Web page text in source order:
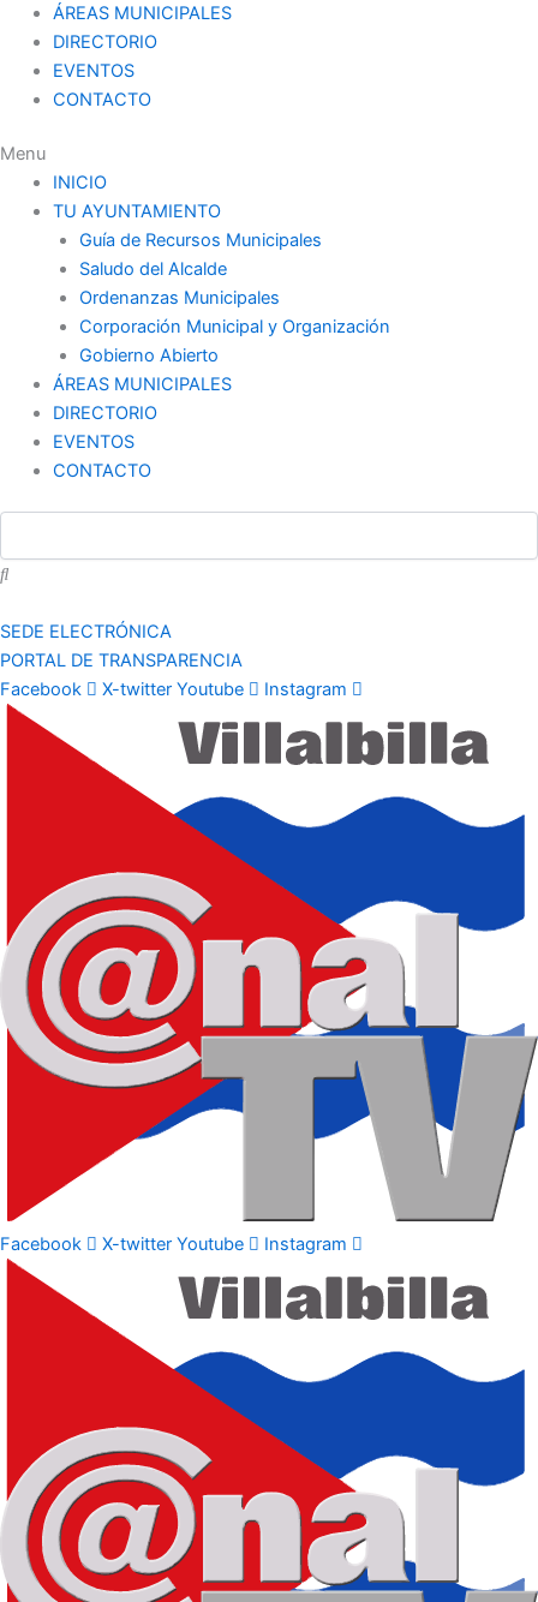
ÁREAS MUNICIPALES
DIRECTORIO
EVENTOS
CONTACTO
Menu
INICIO
TU AYUNTAMIENTO
Guía de Recursos Municipales
Saludo del Alcalde
Ordenanzas Municipales
Corporación Municipal y Organización
Gobierno Abierto
ÁREAS MUNICIPALES
DIRECTORIO
EVENTOS
CONTACTO
SEDE ELECTRÓNICA
PORTAL DE TRANSPARENCIA
Facebook
X-twitter Youtube Instagram
Facebook X-twitter Youtube Instagram